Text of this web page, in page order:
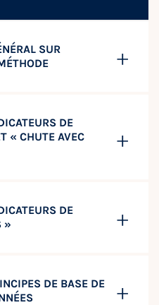
SUR
DE
« CHUTE AVEC
DE
»
DE BASE DE